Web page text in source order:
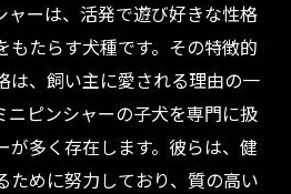
ャーは、活発で遊び好きな性格
もたらす犬種です。その特徴的
は、飼い主に愛される理由の一
ニピンシャーの子犬を専門に扱
が多く存在します。彼らは、健
ために努力しており、質の高い